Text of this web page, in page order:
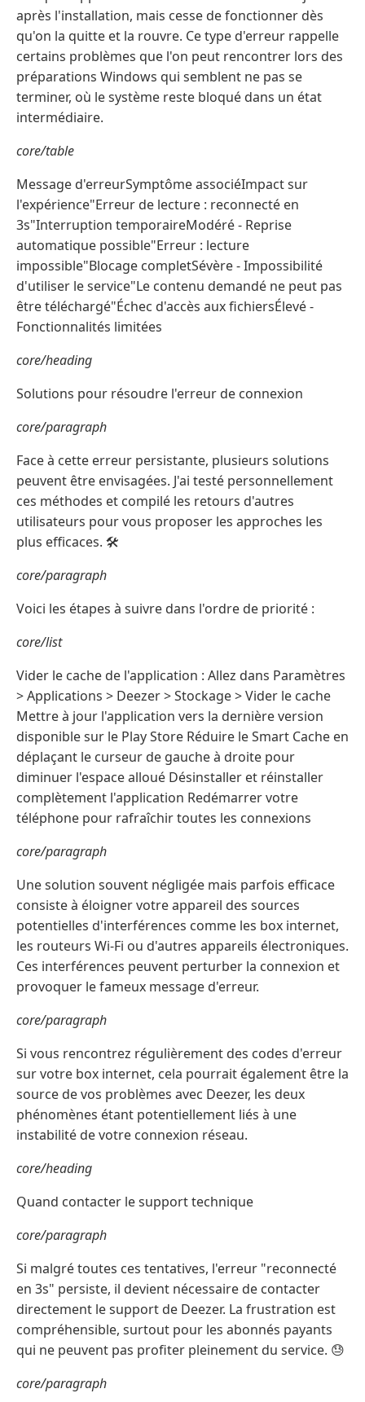
après l'installation, mais cesse de fonctionner dès
qu'on la quitte et la rouvre. Ce type d'erreur rappelle
certains problèmes que l'on peut rencontrer lors des
préparations Windows qui semblent ne pas se
terminer, où le système reste bloqué dans un état
intermédiaire.
core/table
Message d'erreurSymptôme associéImpact sur
l'expérience"Erreur de lecture : reconnecté en
3s"Interruption temporaireModéré - Reprise
automatique possible"Erreur : lecture
impossible"Blocage completSévère - Impossibilité
d'utiliser le service"Le contenu demandé ne peut pas
être téléchargé"Échec d'accès aux fichiersÉlevé -
Fonctionnalités limitées
core/heading
Solutions pour résoudre l'erreur de connexion
core/paragraph
Face à cette erreur persistante, plusieurs solutions
peuvent être envisagées. J'ai testé personnellement
ces méthodes et compilé les retours d'autres
utilisateurs pour vous proposer les approches les
plus efficaces. 🛠️
core/paragraph
Voici les étapes à suivre dans l'ordre de priorité :
core/list
Vider le cache de l'application : Allez dans Paramètres
> Applications > Deezer > Stockage > Vider le cache
Mettre à jour l'application vers la dernière version
disponible sur le Play Store Réduire le Smart Cache en
déplaçant le curseur de gauche à droite pour
diminuer l'espace alloué Désinstaller et réinstaller
complètement l'application Redémarrer votre
téléphone pour rafraîchir toutes les connexions
core/paragraph
Une solution souvent négligée mais parfois efficace
consiste à éloigner votre appareil des sources
potentielles d'interférences comme les box internet,
les routeurs Wi-Fi ou d'autres appareils électroniques.
Ces interférences peuvent perturber la connexion et
provoquer le fameux message d'erreur.
core/paragraph
Si vous rencontrez régulièrement des codes d'erreur
sur votre box internet, cela pourrait également être la
source de vos problèmes avec Deezer, les deux
phénomènes étant potentiellement liés à une
instabilité de votre connexion réseau.
core/heading
Quand contacter le support technique
core/paragraph
Si malgré toutes ces tentatives, l'erreur "reconnecté
en 3s" persiste, il devient nécessaire de contacter
directement le support de Deezer. La frustration est
compréhensible, surtout pour les abonnés payants
qui ne peuvent pas profiter pleinement du service. 😓
core/paragraph